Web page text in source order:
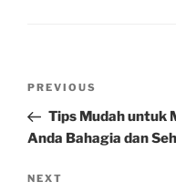
Previous
Post
PREVIOUS
Tips Mudah untuk
Anda Bahagia dan
Next
NEXT